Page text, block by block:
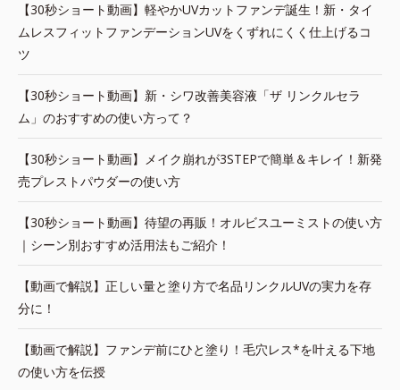
【30秒ショート動画】軽やかUVカットファンデ誕生！新・タイ
ムレスフィットファンデーションUVをくずれにくく仕上げるコ
ツ
【30秒ショート動画】新・シワ改善美容液「ザ リンクルセラ
ム」のおすすめの使い方って？
【30秒ショート動画】メイク崩れが3STEPで簡単＆キレイ！新発
売プレストパウダーの使い方
【30秒ショート動画】待望の再販！オルビスユーミストの使い方
｜シーン別おすすめ活用法もご紹介！
【動画で解説】正しい量と塗り方で名品リンクルUVの実力を存
分に！
【動画で解説】ファンデ前にひと塗り！毛穴レス*を叶える下地
の使い方を伝授